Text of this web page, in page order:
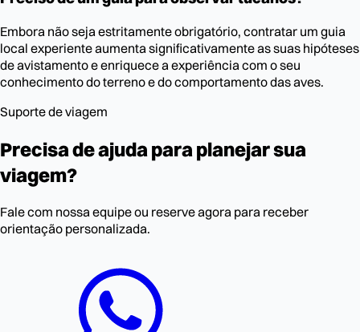
Embora não seja estritamente obrigatório, contratar um guia
local experiente aumenta significativamente as suas hipóteses
de avistamento e enriquece a experiência com o seu
conhecimento do terreno e do comportamento das aves.
Suporte de viagem
Precisa de ajuda para planejar sua
viagem?
Fale com nossa equipe ou reserve agora para receber
orientação personalizada.